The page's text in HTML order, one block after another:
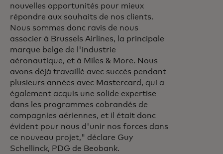
nouvelles opportunités pour mieux
répondre aux souhaits de nos clients.
Nous sommes donc ravis de nous
associer à Brussels Airlines, la principale
marque belge de l'industrie
aéronautique, et à Miles & More. Nous
avons déjà travaillé avec succès pendant
plusieurs années avec Mastercard, qui a
également acquis une solide expertise
dans les programmes cobrandés de
compagnies aériennes, et il était donc
évident pour nous d'unir nos forces dans
ce nouveau projet," déclare Guy
Schellinck, PDG de Beobank.